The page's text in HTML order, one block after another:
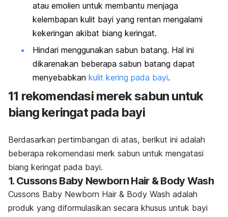
atau emolien untuk membantu menjaga
kelembapan kulit bayi yang rentan mengalami
kekeringan akibat biang keringat.
Hindari menggunakan sabun batang. Hal ini
dikarenakan beberapa sabun batang dapat
menyebabkan kulit kering pada bayi.
11 rekomendasi merek sabun untuk
biang keringat pada bayi
Berdasarkan pertimbangan di atas, berikut ini adalah
beberapa rekomendasi merk sabun untuk mengatasi
biang keringat pada bayi.
1. Cussons Baby Newborn Hair & Body Wash
Cussons Baby Newborn Hair & Body Wash adalah
produk yang diformulasikan secara khusus untuk bayi